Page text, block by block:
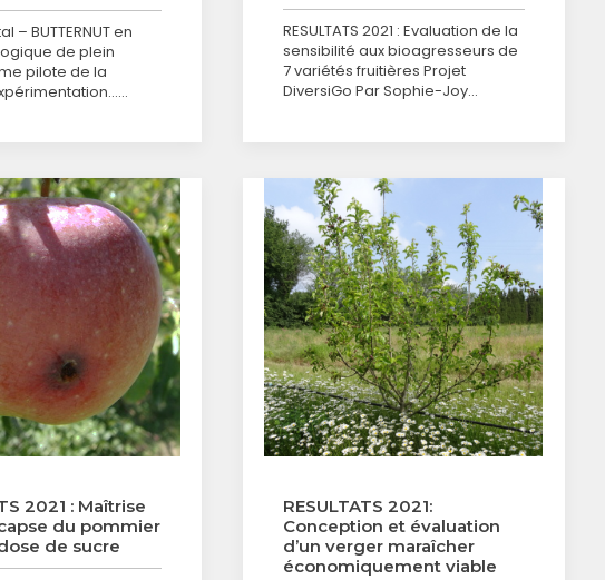
– BUTTERNUT en
de plein
pilote de la
RESULTATS 2021 : Evaluation de la
sensibilité aux bioagresseurs de
7 variétés fruitières Projet
DiversiGo Par Sophie-Joy…
2021 : Maîtrise
du pommier
de sucre
RESULTATS 2021:
Conception et évaluation
d’un verger maraîcher
économiquement viable